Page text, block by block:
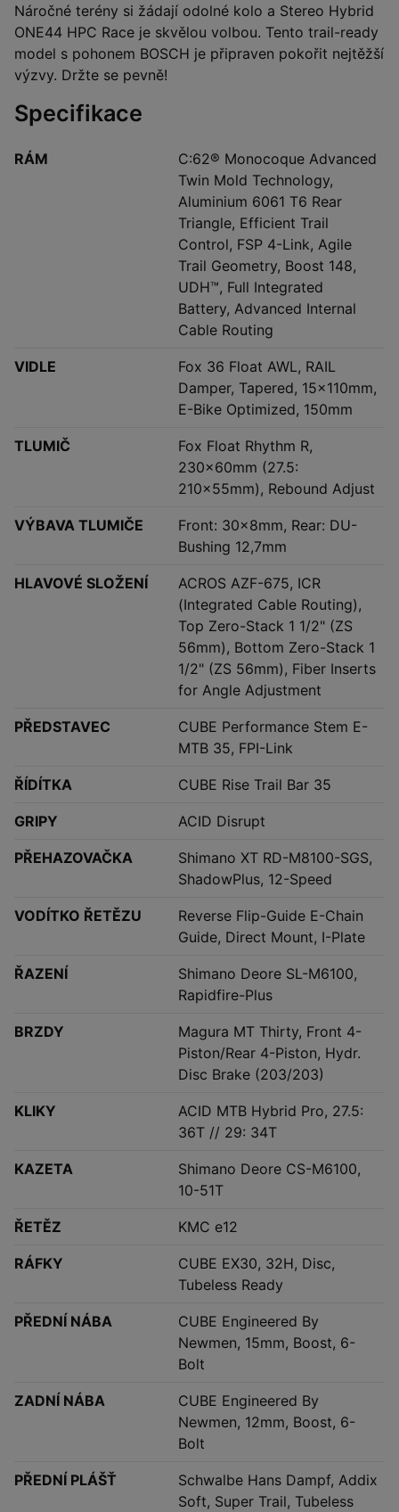
Náročné terény si žádají odolné kolo a Stereo Hybrid
ONE44 HPC Race je skvělou volbou. Tento trail-ready
model s pohonem BOSCH je připraven pokořit nejtěžší
výzvy. Držte se pevně!
Specifikace
RÁM
C:62® Monocoque Advanced
Twin Mold Technology,
Aluminium 6061 T6 Rear
Triangle, Efficient Trail
Control, FSP 4-Link, Agile
Trail Geometry, Boost 148,
UDH™, Full Integrated
Battery, Advanced Internal
Cable Routing
VIDLE
Fox 36 Float AWL, RAIL
Damper, Tapered, 15x110mm,
E-Bike Optimized, 150mm
TLUMIČ
Fox Float Rhythm R,
230x60mm (27.5:
210x55mm), Rebound Adjust
VÝBAVA TLUMIČE
Front: 30x8mm, Rear: DU-
Bushing 12,7mm
HLAVOVÉ SLOŽENÍ
ACROS AZF-675, ICR
(Integrated Cable Routing),
Top Zero-Stack 1 1/2" (ZS
56mm), Bottom Zero-Stack 1
1/2" (ZS 56mm), Fiber Inserts
for Angle Adjustment
PŘEDSTAVEC
CUBE Performance Stem E-
MTB 35, FPI-Link
ŘÍDÍTKA CUBE Rise Trail Bar 35
GRIPY ACID Disrupt
PŘEHAZOVAČKA
Shimano XT RD-M8100-SGS,
ShadowPlus, 12-Speed
VODÍTKO ŘETĚZU
Reverse Flip-Guide E-Chain
Guide, Direct Mount, I-Plate
ŘAZENÍ
Shimano Deore SL-M6100,
Rapidfire-Plus
BRZDY
Magura MT Thirty, Front 4-
Piston/Rear 4-Piston, Hydr.
Disc Brake (203/203)
KLIKY
ACID MTB Hybrid Pro, 27.5:
36T // 29: 34T
KAZETA
Shimano Deore CS-M6100,
10-51T
ŘETĚZ KMC e12
RÁFKY
CUBE EX30, 32H, Disc,
Tubeless Ready
PŘEDNÍ NÁBA
CUBE Engineered By
Newmen, 15mm, Boost, 6-
Bolt
ZADNÍ NÁBA
CUBE Engineered By
Newmen, 12mm, Boost, 6-
Bolt
PŘEDNÍ PLÁŠŤ
Schwalbe Hans Dampf, Addix
Soft, Super Trail, Tubeless